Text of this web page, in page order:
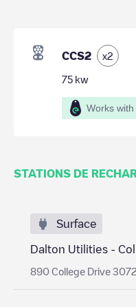
CCS2 x2
75 kw
Works
STATIONS DE
Surface
Dalton Utilities -
890 College Drive